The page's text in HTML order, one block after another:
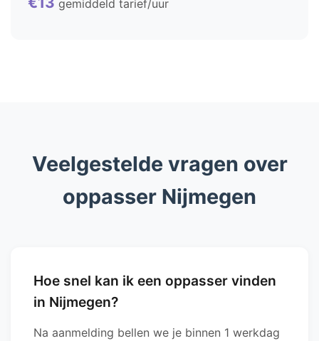
gemiddeld tarief/uur
Veelgestelde vragen over
oppasser Nijmegen
Hoe snel kan ik een oppasser vinden
in Nijmegen?
Na aanmelding bellen we je binnen 1 werkdag